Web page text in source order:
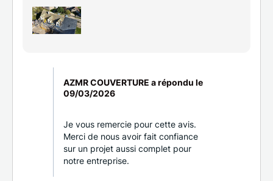
AZMR COUVERTURE a répondu le
09/03/2026
Je vous remercie pour cette avis.
Merci de nous avoir fait confiance
sur un projet aussi complet pour
notre entreprise.